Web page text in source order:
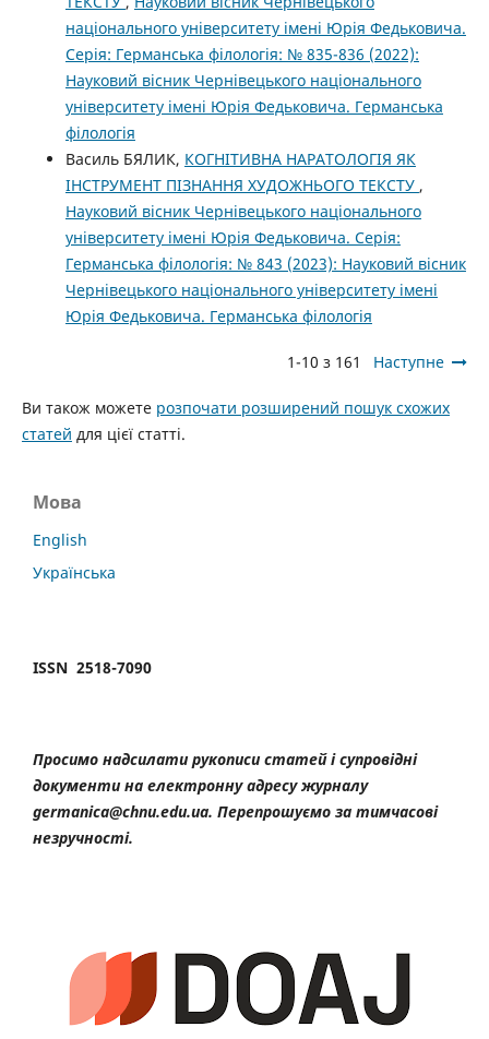
національного університету імені Юрія Федьковича.
Серія: Германська філологія: № 835-836 (2022):
Науковий вісник Чернівецького національного
університету імені Юрія Федьковича. Германська
філологія
Василь БЯЛИК, КОГНІТИВНА НАРAТОЛОГІЯ ЯК
ІНСТРУМЕНТ ПІЗНАННЯ ХУДОЖНЬОГО ТЕКСТУ ,
Науковий вісник Чернівецького національного
університету імені Юрія Федьковича. Серія:
Германська філологія: № 843 (2023): Науковий вісник
Чернівецького національного університету імені
Юрія Федьковича. Германська філологія
1-10 з 161 Наступне
Ви також можете розпочати розширений пошук схожих
статей для цієї статті.
Мова
English
Українська
ISSN 2518-7090
Просимо надсилати рукописи статей і супровідні
документи на електронну адресу журналу
germanica@chnu.edu.ua. Перепрошуємо за тимчасові
незручності.